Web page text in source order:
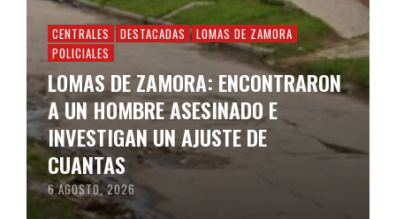
CENTRALES DESTACADAS
LOMAS DE ZAMORA
POLICIALES
LOMAS DE ZAMORA: ENCONTRARON
A UN HOMBRE ASESINADO E
INVESTIGAN UN AJUSTE DE
CUANTAS
6 AGOSTO, 2026